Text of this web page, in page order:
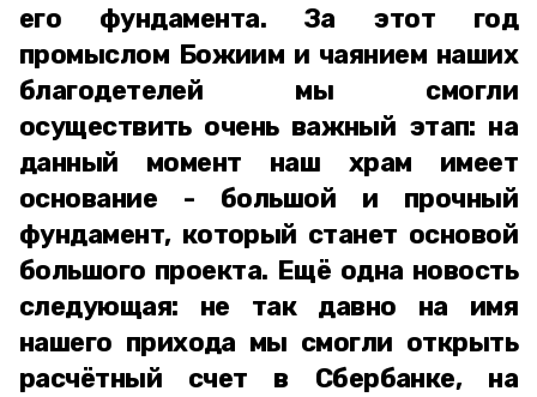
его фундамента. За этот год
промыслом Божиим и чаянием наших
благодетелей мы смогли
осуществить очень важный этап: на
данный момент наш храм имеет
основание - большой и прочный
фундамент, который станет основой
большого проекта. Ещё одна новость
следующая: не так давно на имя
нашего прихода мы смогли открыть
расчётный счет в Сбербанке, на